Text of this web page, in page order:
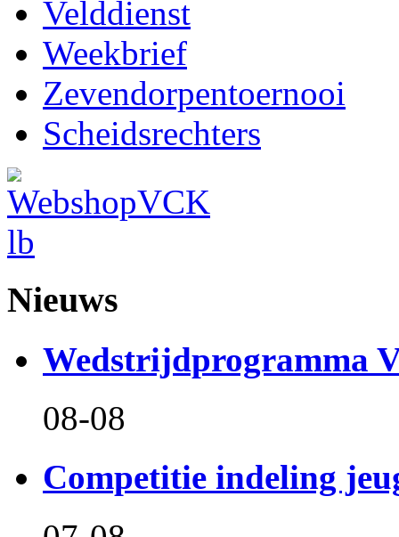
Velddienst
Weekbrief
Zevendorpentoernooi
Scheidsrechters
Nieuws
Wedstrijdprogramma
08-08
Competitie indeling